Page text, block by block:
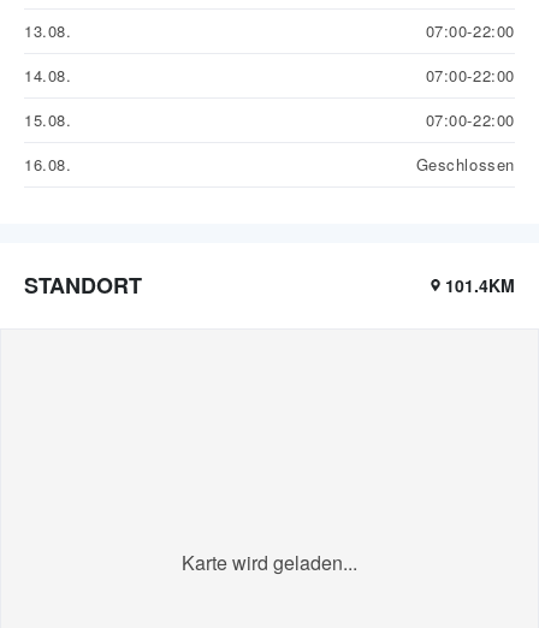
13.08.
07:00-22:00
14.08.
07:00-22:00
15.08.
07:00-22:00
16.08.
Geschlossen
STANDORT 101.4KM
Karte wird geladen...